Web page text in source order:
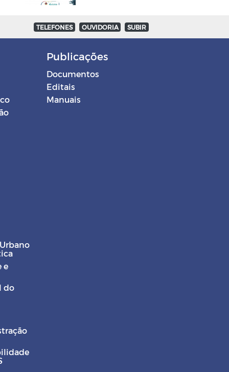
TELEFONES OUVIDORIA SUBIR
Publicações
Documentos
Editais
Manuais
e
do